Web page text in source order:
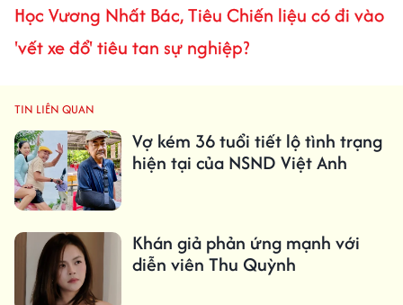
Học Vương Nhất Bác, Tiêu Chiến liệu có đi vào
'vết xe đổ' tiêu tan sự nghiệp?
TIN LIÊN QUAN
Vợ kém 36 tuổi tiết lộ tình trạng
hiện tại của NSND Việt Anh
Khán giả phản ứng mạnh với
diễn viên Thu Quỳnh